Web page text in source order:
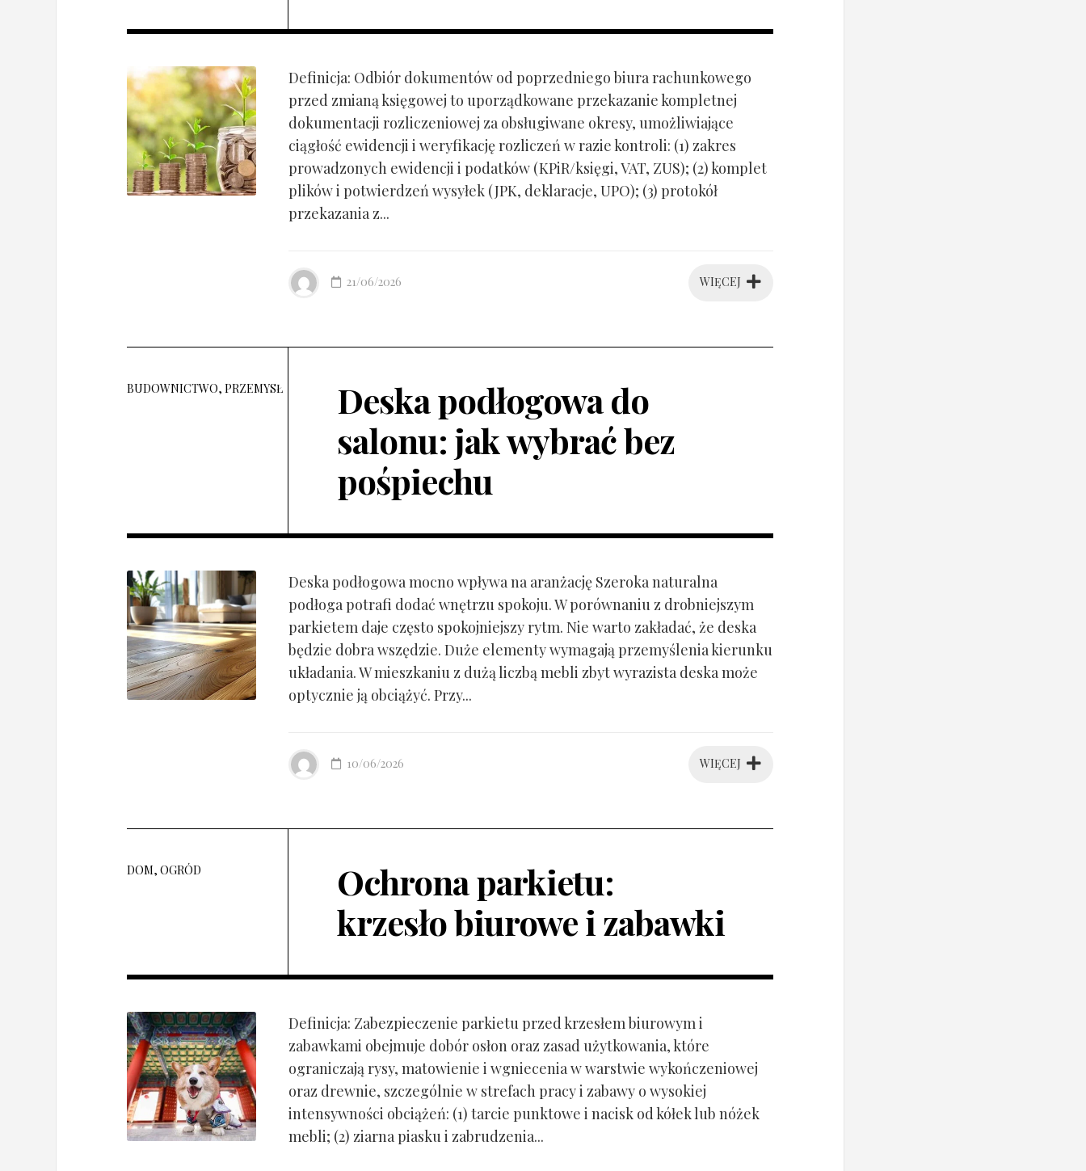
Definicja: Odbiór dokumentów od poprzedniego biura rachunkowego
przed zmianą księgowej to uporządkowane przekazanie kompletnej
dokumentacji rozliczeniowej za obsługiwane okresy, umożliwiające
ciągłość ewidencji i weryfikację rozliczeń w razie kontroli: (1) zakres
prowadzonych ewidencji i podatków (KPiR/księgi, VAT, ZUS); (2) komplet
plików i potwierdzeń wysyłek (JPK, deklaracje, UPO); (3) protokół
przekazania z...
WIĘCEJ
21/06/2026
BUDOWNICTWO, PRZEMYSŁ
Deska podłogowa do
salonu: jak wybrać bez
pośpiechu
Deska podłogowa mocno wpływa na aranżację Szeroka naturalna
podłoga potrafi dodać wnętrzu spokoju. W porównaniu z drobniejszym
parkietem daje często spokojniejszy rytm. Nie warto zakładać, że deska
będzie dobra wszędzie. Duże elementy wymagają przemyślenia kierunku
układania. W mieszkaniu z dużą liczbą mebli zbyt wyrazista deska może
optycznie ją obciążyć. Przy...
WIĘCEJ
10/06/2026
DOM, OGRÓD
Ochrona parkietu:
krzesło biurowe i zabawki
Definicja: Zabezpieczenie parkietu przed krzesłem biurowym i
zabawkami obejmuje dobór osłon oraz zasad użytkowania, które
ograniczają rysy, matowienie i wgniecenia w warstwie wykończeniowej
oraz drewnie, szczególnie w strefach pracy i zabawy o wysokiej
intensywności obciążeń: (1) tarcie punktowe i nacisk od kółek lub nóżek
mebli; (2) ziarna piasku i zabrudzenia...